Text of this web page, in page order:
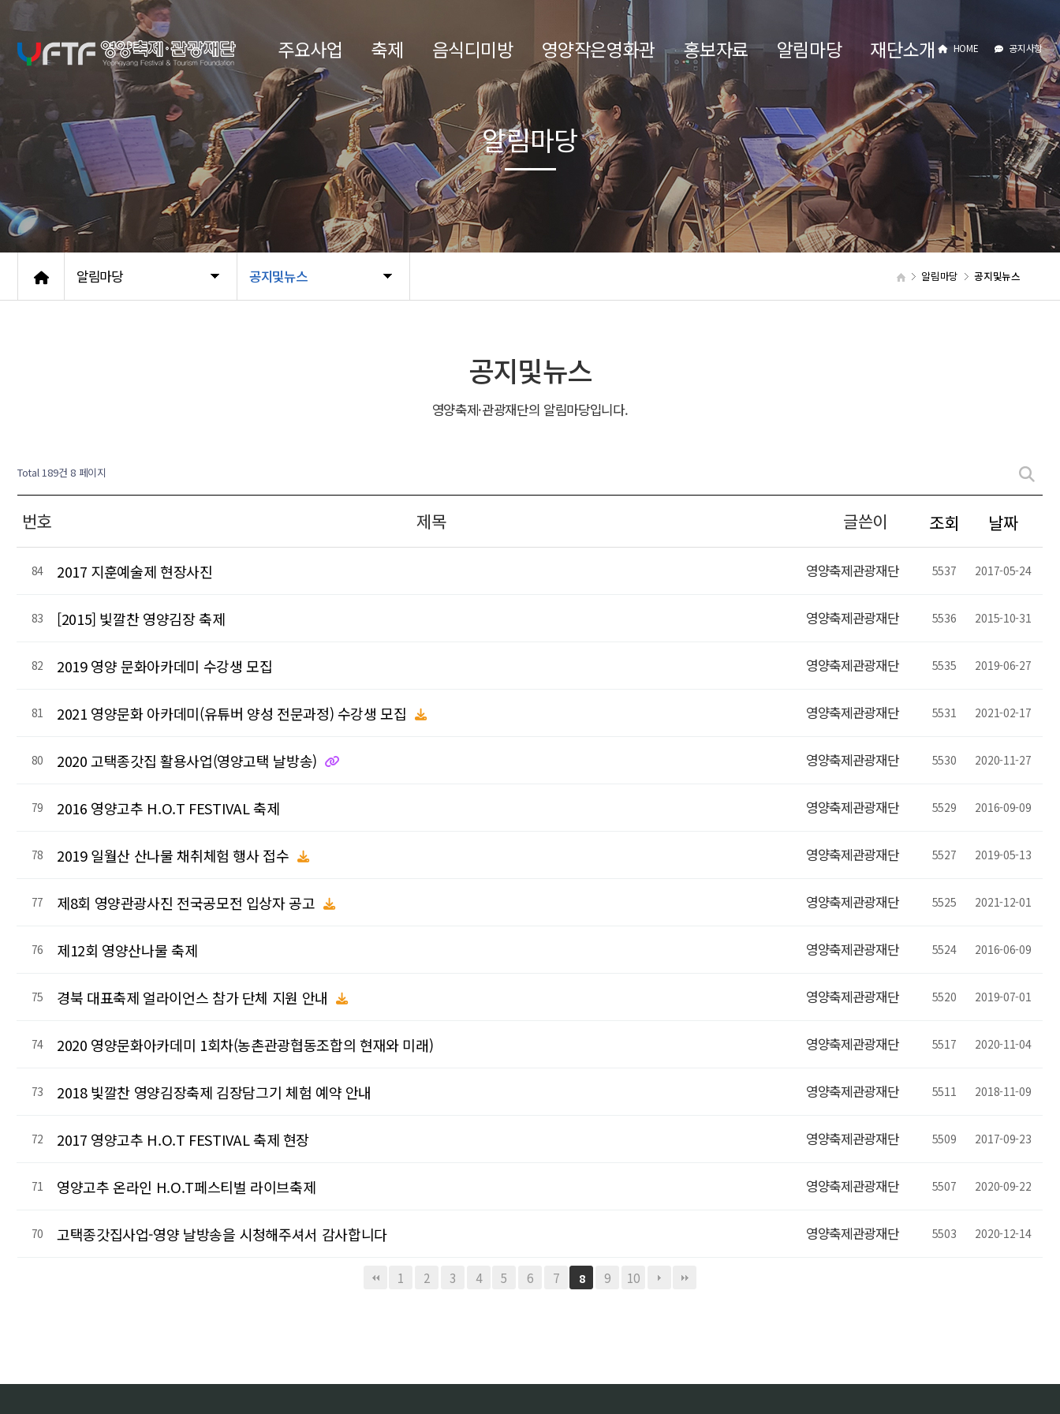
주요사업 축제 음식디미방 영양작은영화관 홍보자료 알림마당 재단소개 HOME 공지사항
알림마당 공지및뉴스 알림마당 공지및뉴스
알림마당
공지및뉴스
영양축제·관광재단의 알림마당입니다.
Total 189건 8 페이지
번호 제목 글쓴이 조회 날짜
84 2017 지훈예술제 현장사진 영양축제관광재단 5537 2017-05-24
83 [2015] 빛깔찬 영양김장 축제 영양축제관광재단 5536 2015-10-31
82 2019 영양 문화아카데미 수강생 모집 영양축제관광재단 5535 2019-06-27
81 2021 영양문화 아카데미(유튜버 양성 전문과정) 수강생 모집 영양축제관광재단 5531 2021-02-17
80 2020 고택종갓집 활용사업(영양고택 날방송) 영양축제관광재단 5530 2020-11-27
79 2016 영양고추 H.O.T FESTIVAL 축제 영양축제관광재단 5529 2016-09-09
78 2019 일월산 산나물 채취체험 행사 접수 영양축제관광재단 5527 2019-05-13
77 제8회 영양관광사진 전국공모전 입상자 공고 영양축제관광재단 5525 2021-12-01
76 제12회 영양산나물 축제 영양축제관광재단 5524 2016-06-09
75 경북 대표축제 얼라이언스 참가 단체 지원 안내 영양축제관광재단 5520 2019-07-01
74 2020 영양문화아카데미 1회차(농촌관광협동조합의 현재와 미래) 영양축제관광재단 5517 2020-11-04
73 2018 빛깔찬 영양김장축제 김장담그기 체험 예약 안내 영양축제관광재단 5511 2018-11-09
72 2017 영양고추 H.O.T FESTIVAL 축제 현장 영양축제관광재단 5509 2017-09-23
71 영양고추 온라인 H.O.T페스티벌 라이브축제 영양축제관광재단 5507 2020-09-22
70 고택종갓집사업-영양 날방송을 시청해주셔서 감사합니다 영양축제관광재단 5503 2020-12-14
1 2 3 4 5 6 7 8 9 10